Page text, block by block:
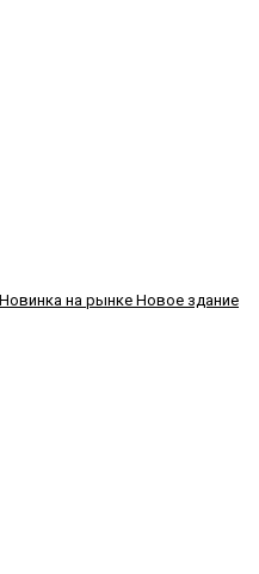
Новинка на рынке Новое здание